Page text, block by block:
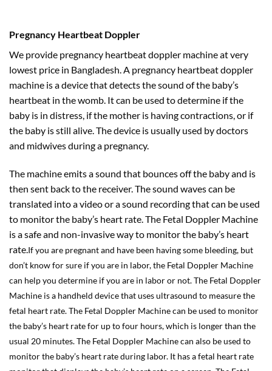
Pregnancy Heartbeat Doppler
We provide pregnancy heartbeat doppler machine at very
lowest price in Bangladesh. A pregnancy heartbeat doppler
machine is a device that detects the sound of the baby’s
heartbeat in the womb. It can be used to determine if the
baby is in distress, if the mother is having contractions, or if
the baby is still alive. The device is usually used by doctors
and midwives during a pregnancy.
The machine emits a sound that bounces off the baby and is
then sent back to the receiver. The sound waves can be
translated into a video or a sound recording that can be used
to monitor the baby’s heart rate. The Fetal Doppler Machine
is a safe and non-invasive way to monitor the baby’s heart
rate. If you are pregnant and have been having some bleeding, but
don’t know for sure if you are in labor, the Fetal Doppler Machine
can help you determine if you are in labor or not. The Fetal Doppler
Machine is a handheld device that uses ultrasound to measure the
fetal heart rate. The Fetal Doppler Machine can be used to monitor
the baby’s heart rate for up to four hours, which is longer than the
usual 20 minutes. The Fetal Doppler Machine can also be used to
monitor the baby’s heart rate during labor. It has a fetal heart rate